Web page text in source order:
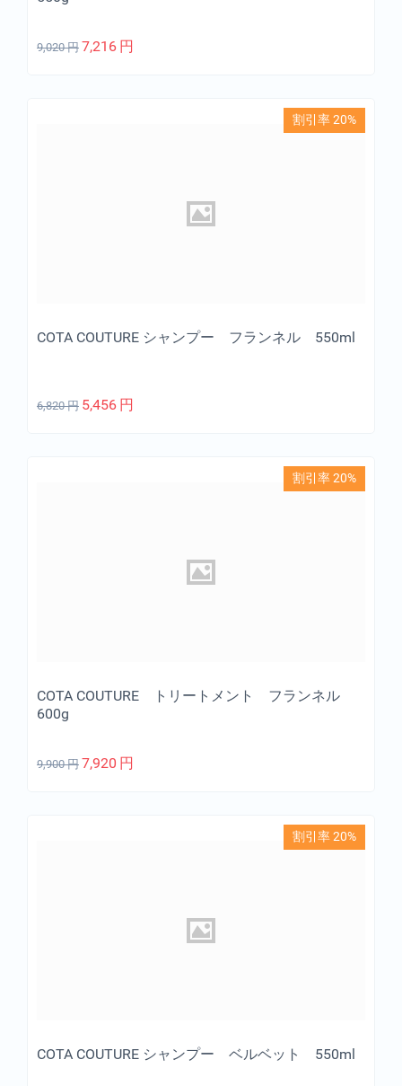
9,020 円 7,216 円
割引率 20%
COTA COUTURE シャンプー フランネル 550ml
6,820 円 5,456 円
割引率 20%
COTA COUTURE トリートメント フランネル
600g
9,900 円 7,920 円
割引率 20%
COTA COUTURE シャンプー ベルベット 550ml